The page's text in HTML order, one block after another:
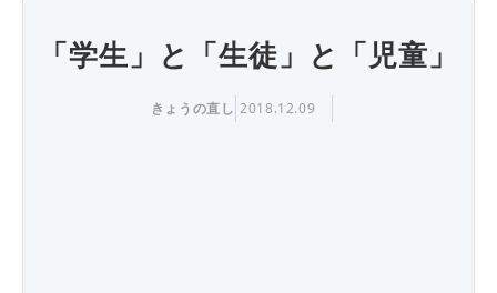
「学生」と「生徒」と「児童」
きょうの直し 2018.12.09